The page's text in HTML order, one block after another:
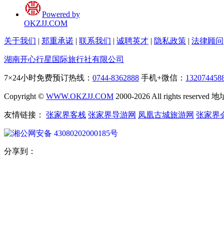
Powered by
OKZJJ.COM
关于我们 | 郑重承诺 | 联系我们 | 诚聘英才 | 隐私政策 | 法律顾问
湖南开心行星国际旅行社有限公司
7×24小时免费预订热线： 0744-8362888 手机+微信：
Copyright © WWW.OKZJJ.COM 2000-2026 All rights reserved
友情链接： 张家界客栈 张家界导游网 凤凰古城旅游网 张家界
湘公网安备 43080202000185号
分享到：